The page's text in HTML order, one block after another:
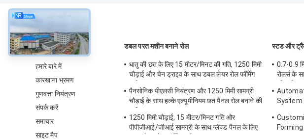
के बारे में
हमारे बारे में
कारखाना भ्रमण
गुणवत्ता नियंत्रण
संपर्क करें
समाचार
साइट मैप
डबल परत मशीन बनाने रोल
धातु की छत के लिए 15 मीटर/मिनट की गति, 1250 मिमी
चौड़ाई और चेन ड्राइव के साथ डबल लेयर रोल फॉर्मिंग
पैनसोनिक पीएलसी नियंत्रण और 1250 मिमी सामग्री
चौड़ाई के साथ हल्के एल्यूमीनियम छत पैनल रोल बनाने की
1250 मिमी चौड़ाई, 15 मीटर/मिनट गति और
पीपीजीआई/जीआई सामग्री के साथ ग्लेज्ड पैनल के लिए
स्टड और
0.7-0.9
रोलर्स के
System